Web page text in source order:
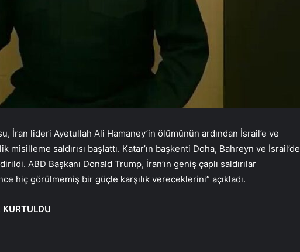
İran lideri Ayetullah Ali Hamaney’in ölümünün ardından İsrail’e ve
saldırısı başlattı. Katar’ın başkenti Doha, Bahreyn ve İsrail’de
ABD Başkanı Donald Trump, İran’ın geniş çaplı saldırılar
hiç görülmemiş bir güçle karşılık vereceklerini” açıkladı.
KURTULDU